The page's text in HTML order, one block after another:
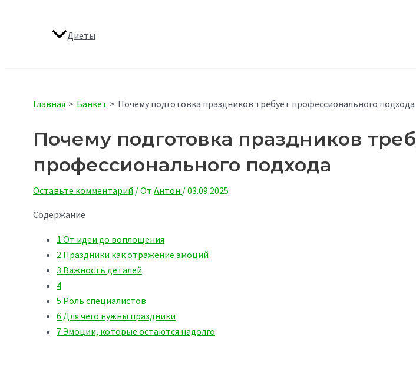
Диеты
Главная Банкет Почему подготовка праздников требует профессионального подхода
Почему подготовка праздников
профессионального подхода
Оставьте комментарий / От Антон /03.09.2025
Содержание
1 От идеи до воплощения
2 Праздники как отражение эмоций
3 Важность деталей
4
5 Роль специалистов
6 Для чего нужны праздники
7Эмоции, которые остаются надолго